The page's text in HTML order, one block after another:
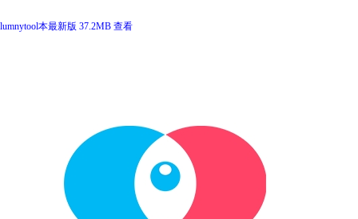
lumnytool本最新版 37.2MB 查看